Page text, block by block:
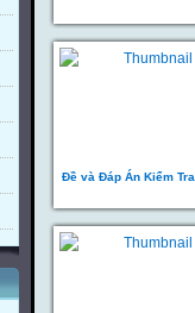
Đề và Đáp Án Kiểm